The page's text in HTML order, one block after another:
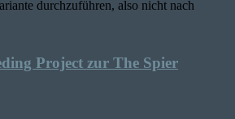
durchzuführen, also nicht nach
Project zur The Spier